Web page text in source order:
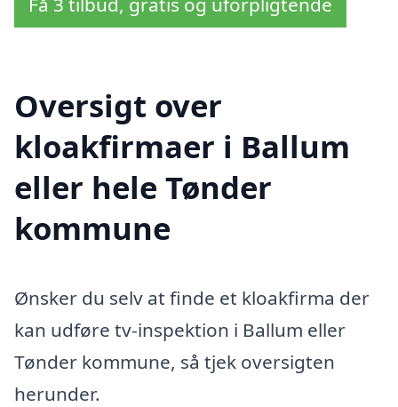
Oversigt over
kloakfirmaer i Ballum
eller hele Tønder
kommune
Ønsker du selv at finde et kloakfirma der
kan udføre tv-inspektion i Ballum eller
Tønder kommune, så tjek oversigten
herunder.